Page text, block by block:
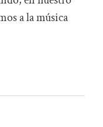
a la música